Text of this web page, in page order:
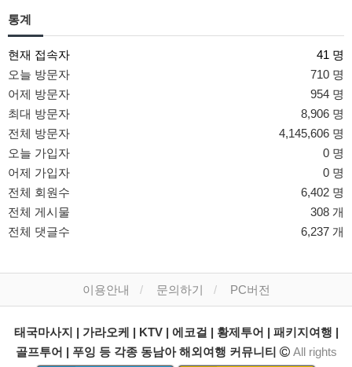
통계
현재 접속자
41 명
오늘 방문자
710 명
어제 방문자
954 명
최대 방문자
8,906 명
전체 방문자
4,145,606 명
오늘 가입자
0 명
어제 가입자
0 명
전체 회원수
6,402 명
전체 게시물
308 개
전체 댓글수
6,237 개
이용안내 문의하기 PC버전
태국마사지 | 가라오케 | KTV | 에코걸 | 황제투어 | 패키지여행 |
골프투어 | 푸잉 등 각종 동남아 해외여행 커뮤니티
All rights